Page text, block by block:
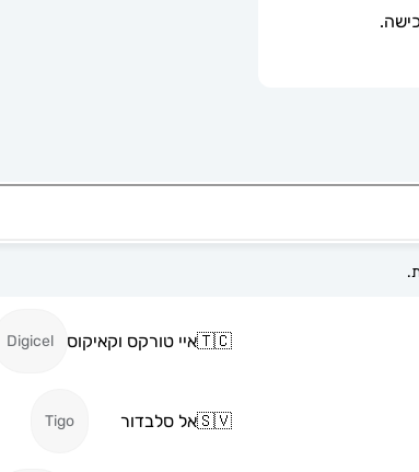
🇹🇨איי טורקס וקאיקוס Digicel
🇸🇻אל סלבדור Tigo